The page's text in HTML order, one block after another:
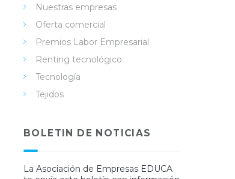
Nuestras empresas
Oferta comercial
Premios Labor Empresarial
Renting tecnológico
Tecnología
Tejidos
BOLETIN DE NOTICIAS
La Asociación de Empresas EDUCA